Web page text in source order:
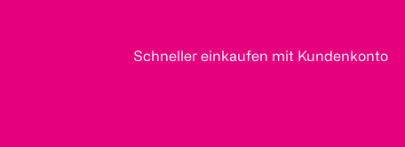
Schneller einkaufen mit Kundenkonto